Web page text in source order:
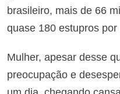
brasileiro, mais de 66
quase 180 estupros por
Mulher, apesar desse
preocupação e